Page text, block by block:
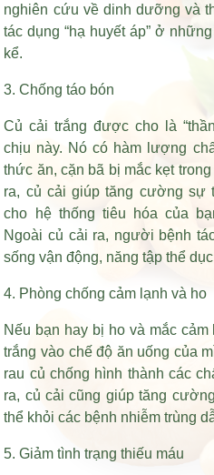
nghiên cứu về dinh dưỡng và
tác dụng “hạ huyết áp” ở
kể.
3. Chống táo bón
Củ cải trắng được cho là
chịu này. Nó có hàm lượng
thức ăn, cặn bã bị mắc kẹt
ra, củ cải giúp tăng cường sự
cho hệ thống tiêu hóa của
Ngoài củ cải ra, người bệnh
sống vận động, năng tập thể
4. Phòng chống cảm lạnh và ho
Nếu bạn hay bị ho và mắc
trắng vào chế độ ăn uống của
rau củ chống hình thành các
ra, củ cải cũng giúp tăng
thể khỏi các bệnh nhiễm trùng
5. Giảm tình trạng thiếu máu